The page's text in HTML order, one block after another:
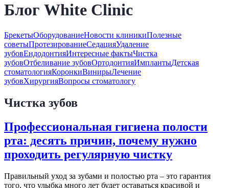
Блог White Clinic
БрекетыОборудованиеНовости клиникиПолезные
советыПротезированиеСедацияУдаление
зубовЕндодонтияИнтересные фактыЧистка
зубовОтбеливание зубовОртодонтияИмплантыДетская
стоматологияКоронкиВинирыЛечение
зубовХирургияВопросы стоматологу
Чистка зубов
Профессиональная гигиена полости
рта: десять причин, почему нужно
проходить регулярную чистку
Правильный уход за зубами и полостью рта – это гарантия
того, что улыбка много лет будет оставаться красивой и